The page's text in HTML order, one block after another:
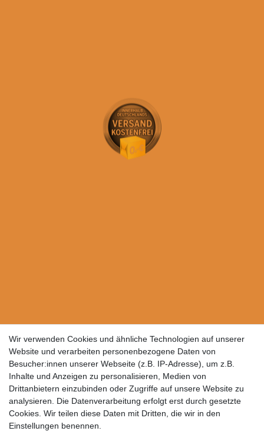
Wir verwenden Cookies und ähnliche Technologien auf unserer
Website und verarbeiten personenbezogene Daten von
Besucher:innen unserer Webseite (z.B. IP-Adresse), um z.B.
Inhalte und Anzeigen zu personalisieren, Medien von
Drittanbietern einzubinden oder Zugriffe auf unsere Website zu
analysieren. Die Datenverarbeitung erfolgt erst durch gesetzte
Cookies. Wir teilen diese Daten mit Dritten, die wir in den
Einstellungen benennen.